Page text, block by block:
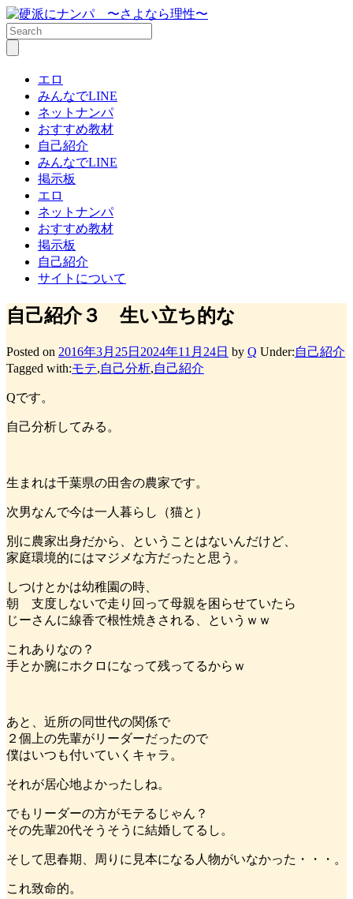
エロ
みんなでLINE
ネットナンパ
おすすめ教材
自己紹介
みんなでLINE
掲示板
エロ
ネットナンパ
おすすめ教材
掲示板
自己紹介
サイトについて
自己紹介３ 生い立ち的な
Posted on 2016年3月25日 2024年11月24日 by Q Under:自己紹介
Tagged with:モテ,自己分析,自己紹介
Qです。
自己分析してみる。
生まれは千葉県の田舎の農家です。
次男なんで今は一人暮らし（猫と）
別に農家出身だから、ということはないんだけど、
家庭環境的にはマジメな方だったと思う。
しつけとかは幼稚園の時、
朝 支度しないで走り回って母親を困らせていたら
じーさんに線香で根性焼きされる、というｗｗ
これありなの？
手とか腕にホクロになって残ってるからｗ
あと、近所の同世代の関係で
２個上の先輩がリーダーだったので
僕はいつも付いていくキャラ。
それが居心地よかったしね。
でもリーダーの方がモテるじゃん？
その先輩20代そうそうに結婚してるし。
そして思春期、周りに見本になる人物がいなかった・・・。
これ致命的。